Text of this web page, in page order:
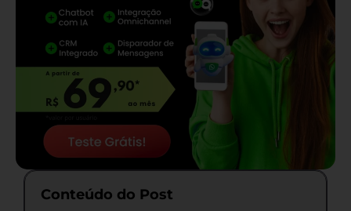
Conteúdo do Post